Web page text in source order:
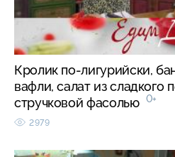
Кролик по-лигурийски,
вафли, салат из сладкого
стручковой фасолью 0+
2979